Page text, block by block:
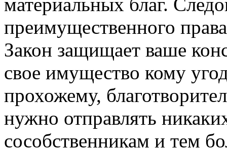
материальных благ.
преимущественного
Закон защищает ваше
свое имущество кому
прохожему,
нужно отправлять
сособственникам и тем